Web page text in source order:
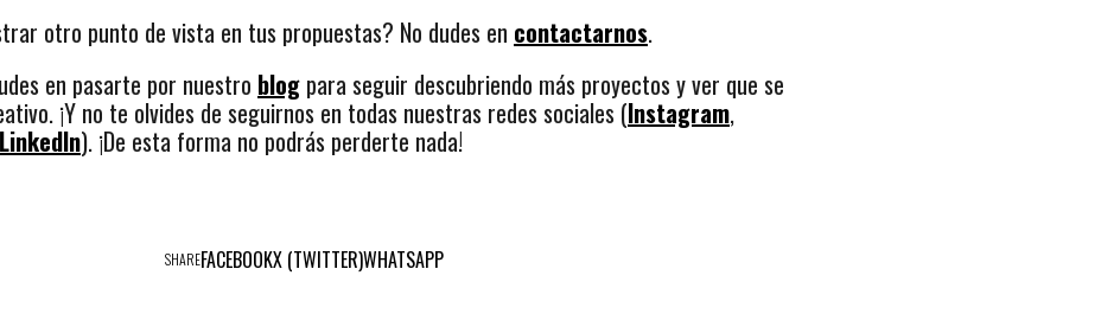
otro punto de vista en tus propuestas? No dudes en contactarnos.
en pasarte por nuestro blog para seguir descubriendo más proyectos y ver que se
¡Y no te olvides de seguirnos en todas nuestras redes sociales (Instagram,
LinkedIn). ¡De esta forma no podrás perderte nada!
SHAREFACEBOOKX (TWITTER)WHATSAPP